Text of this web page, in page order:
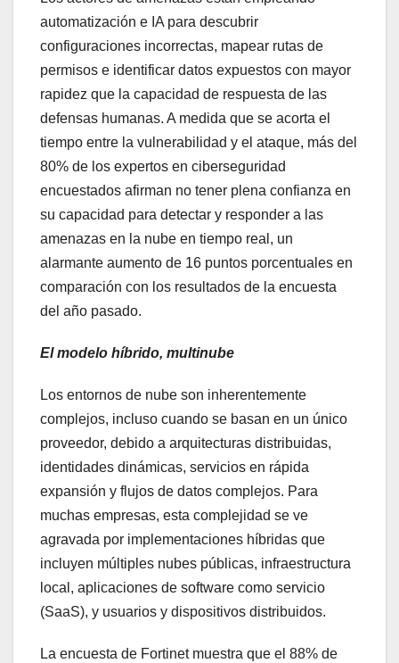
automatización e IA para descubrir
configuraciones incorrectas, mapear rutas de
permisos e identificar datos expuestos con mayor
rapidez que la capacidad de respuesta de las
defensas humanas. A medida que se acorta el
tiempo entre la vulnerabilidad y el ataque, más del
80% de los expertos en ciberseguridad
encuestados afirman no tener plena confianza en
su capacidad para detectar y responder a las
amenazas en la nube en tiempo real, un
alarmante aumento de 16 puntos porcentuales en
comparación con los resultados de la encuesta
del año pasado.
El modelo híbrido, multinube
Los entornos de nube son inherentemente
complejos, incluso cuando se basan en un único
proveedor, debido a arquitecturas distribuidas,
identidades dinámicas, servicios en rápida
expansión y flujos de datos complejos. Para
muchas empresas, esta complejidad se ve
agravada por implementaciones híbridas que
incluyen múltiples nubes públicas, infraestructura
local, aplicaciones de software como servicio
(SaaS), y usuarios y dispositivos distribuidos.
La encuesta de Fortinet muestra que el 88% de